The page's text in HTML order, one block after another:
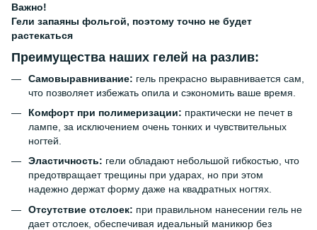
Важно!
Гели запаяны фольгой, поэтому точно не будет
растекаться
Преимущества наших гелей на разлив:
Самовыравнивание: гель прекрасно выравнивается сам,
что позволяет избежать опила и сэкономить ваше время.
Комфорт при полимеризации: практически не печет в
лампе, за исключением очень тонких и чувствительных
ногтей.
Эластичность: гели обладают небольшой гибкостью, что
предотвращает трещины при ударах, но при этом
надежно держат форму даже на квадратных ногтях.
Отсутствие отслоек: при правильном нанесении гель не
дает отслоек, обеспечивая идеальный маникюр без